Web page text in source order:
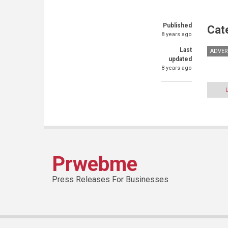
Published
8 years ago
Last
updated
8 years ago
Prwebme
Press Releases For Businesses